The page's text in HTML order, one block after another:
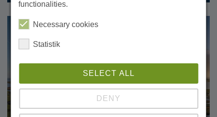
functionalities.
Necessary cookies
Statistik
SELECT ALL
DENY